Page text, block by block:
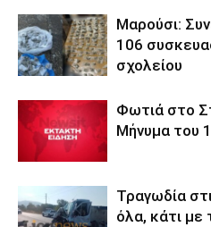
Μαρούσι:
106
σχολείου
Φωτιά στο
Μήνυμα του
Τραγωδία
όλα, κάτι με